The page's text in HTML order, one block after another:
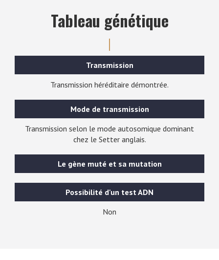
Tableau génétique
Transmission
Transmission héréditaire démontrée.
Mode de transmission
Transmission selon le mode autosomique dominant
chez le Setter anglais.
Le gène muté et sa mutation
Possibilité d'un test ADN
Non